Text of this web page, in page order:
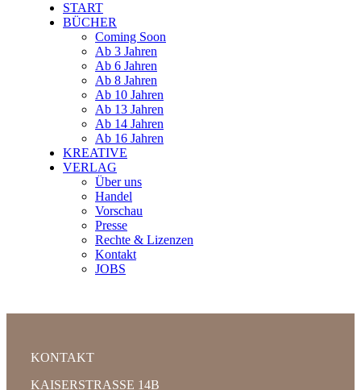
START
BÜCHER
Coming Soon
Ab 3 Jahren
Ab 6 Jahren
Ab 8 Jahren
Ab 10 Jahren
Ab 13 Jahren
Ab 14 Jahren
Ab 16 Jahren
KREATIVE
VERLAG
Über uns
Handel
Vorschau
Presse
Rechte & Lizenzen
Kontakt
JOBS
KONTAKT
KAISERSTRASSE 14B